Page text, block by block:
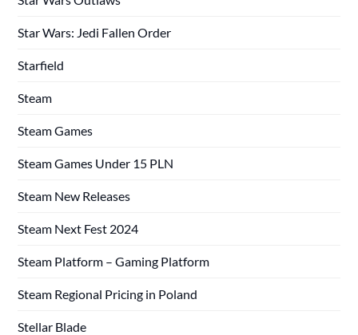
Star Wars: Jedi Fallen Order
Starfield
Steam
Steam Games
Steam Games Under 15 PLN
Steam New Releases
Steam Next Fest 2024
Steam Platform – Gaming Platform
Steam Regional Pricing in Poland
Stellar Blade